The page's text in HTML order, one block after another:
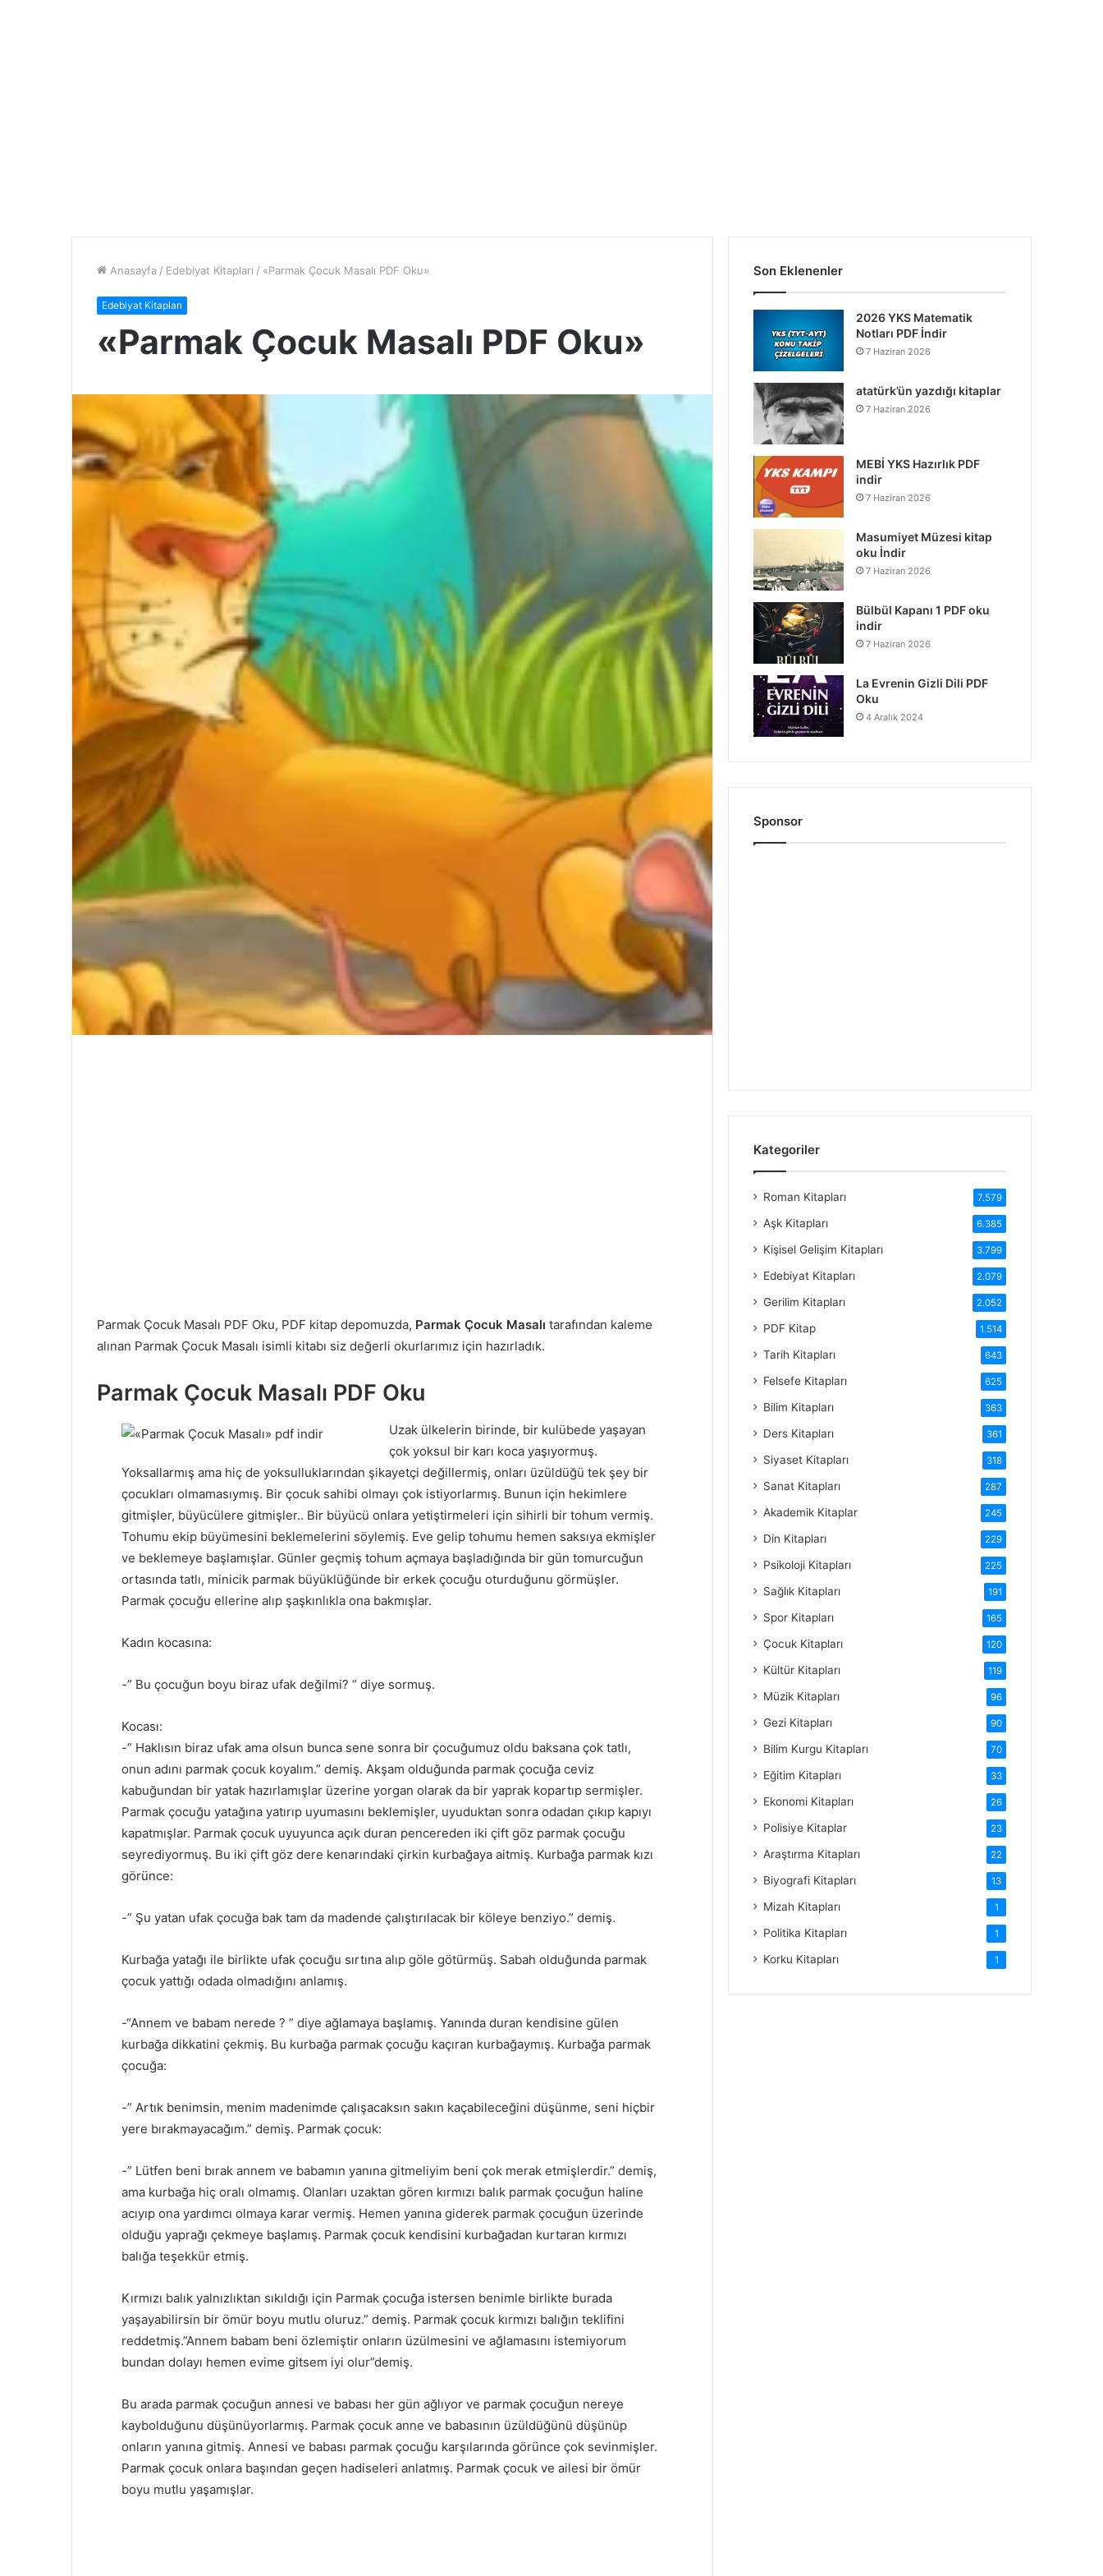
Anasayfa / Edebiyat Kitapları / «Parmak Çocuk Masalı PDF Oku»
Edebiyat Kitapları
«Parmak Çocuk Masalı PDF Oku»
Parmak Çocuk Masalı PDF Oku, PDF kitap depomuzda, Parmak Çocuk Masalı tarafından kaleme
alınan Parmak Çocuk Masalı isimli kitabı siz değerli okurlarımız için hazırladık.
Parmak Çocuk Masalı PDF Oku
Uzak ülkelerin birinde, bir kulübede yaşayan
çok yoksul bir karı koca yaşıyormuş.
Yoksallarmış ama hiç de yoksulluklarından şikayetçi değillermiş, onları üzüldüğü tek şey bir
çocukları olmamasıymış. Bir çocuk sahibi olmayı çok istiyorlarmış. Bunun için hekimlere
gitmişler, büyücülere gitmişler.. Bir büyücü onlara yetiştirmeleri için sihirli bir tohum vermiş.
Tohumu ekip büyümesini beklemelerini söylemiş. Eve gelip tohumu hemen saksıya ekmişler
ve beklemeye başlamışlar. Günler geçmiş tohum açmaya başladığında bir gün tomurcuğun
ortasında tatlı, minicik parmak büyüklüğünde bir erkek çocuğu oturduğunu görmüşler.
Parmak çocuğu ellerine alıp şaşkınlıkla ona bakmışlar.
Kadın kocasına:
-” Bu çocuğun boyu biraz ufak değilmi? ” diye sormuş.
Kocası:
-” Haklısın biraz ufak ama olsun bunca sene sonra bir çocuğumuz oldu baksana çok tatlı,
onun adını parmak çocuk koyalım.” demiş. Akşam olduğunda parmak çocuğa ceviz
kabuğundan bir yatak hazırlamışlar üzerine yorgan olarak da bir yaprak kopartıp sermişler.
Parmak çocuğu yatağına yatırıp uyumasını beklemişler, uyuduktan sonra odadan çıkıp kapıyı
kapatmışlar. Parmak çocuk uyuyunca açık duran pencereden iki çift göz parmak çocuğu
seyrediyormuş. Bu iki çift göz dere kenarındaki çirkin kurbağaya aitmiş. Kurbağa parmak kızı
görünce:
-” Şu yatan ufak çocuğa bak tam da madende çalıştırılacak bir köleye benziyo.” demiş.
Kurbağa yatağı ile birlikte ufak çocuğu sırtına alıp göle götürmüş. Sabah olduğunda parmak
çocuk yattığı odada olmadığını anlamış.
-“Annem ve babam nerede ? ” diye ağlamaya başlamış. Yanında duran kendisine gülen
kurbağa dikkatini çekmiş. Bu kurbağa parmak çocuğu kaçıran kurbağaymış. Kurbağa parmak
çocuğa:
-” Artık benimsin, menim madenimde çalışacaksın sakın kaçabileceğini düşünme, seni hiçbir
yere bırakmayacağım.” demiş. Parmak çocuk:
-” Lütfen beni bırak annem ve babamın yanına gitmeliyim beni çok merak etmişlerdir.” demiş,
ama kurbağa hiç oralı olmamış. Olanları uzaktan gören kırmızı balık parmak çocuğun haline
acıyıp ona yardımcı olmaya karar vermiş. Hemen yanına giderek parmak çocuğun üzerinde
olduğu yaprağı çekmeye başlamış. Parmak çocuk kendisini kurbağadan kurtaran kırmızı
balığa teşekkür etmiş.
Kırmızı balık yalnızlıktan sıkıldığı için Parmak çocuğa istersen benimle birlikte burada
yaşayabilirsin bir ömür boyu mutlu oluruz.” demiş. Parmak çocuk kırmızı balığın teklifini
reddetmiş.”Annem babam beni özlemiştir onların üzülmesini ve ağlamasını istemiyorum
bundan dolayı hemen evime gitsem iyi olur”demiş.
Bu arada parmak çocuğun annesi ve babası her gün ağlıyor ve parmak çocuğun nereye
kaybolduğunu düşünüyorlarmış. Parmak çocuk anne ve babasının üzüldüğünü düşünüp
onların yanına gitmiş. Annesi ve babası parmak çocuğu karşılarında görünce çok sevinmişler.
Parmak çocuk onlara başından geçen hadiseleri anlatmış. Parmak çocuk ve ailesi bir ömür
boyu mutlu yaşamışlar.
Son Eklenenler
2026 YKS Matematik
Notları PDF İndir
7 Haziran 2026
atatürk’ün yazdığı kitaplar
7 Haziran 2026
MEBİ YKS Hazırlık PDF
indir
7 Haziran 2026
Masumiyet Müzesi kitap
oku İndir
7 Haziran 2026
Bülbül Kapanı 1 PDF oku
indir
7 Haziran 2026
La Evrenin Gizli Dili PDF
Oku
4 Aralık 2024
Sponsor
Kategoriler
Roman Kitapları 7.579
Aşk Kitapları 6.385
Kişisel Gelişim Kitapları 3.799
Edebiyat Kitapları 2.079
Gerilim Kitapları 2.052
PDF Kitap 1.514
Tarih Kitapları 643
Felsefe Kitapları 625
Bilim Kitapları 363
Ders Kitapları 361
Siyaset Kitapları 318
Sanat Kitapları 287
Akademik Kitaplar 245
Din Kitapları 229
Psikoloji Kitapları 225
Sağlık Kitapları 191
Spor Kitapları 165
Çocuk Kitapları 120
Kültür Kitapları 119
Müzik Kitapları 96
Gezi Kitapları 90
Bilim Kurgu Kitapları 70
Eğitim Kitapları 33
Ekonomi Kitapları 26
Polisiye Kitaplar 23
Araştırma Kitapları 22
Biyografi Kitapları 13
Mizah Kitapları 1
Politika Kitapları 1
Korku Kitapları 1